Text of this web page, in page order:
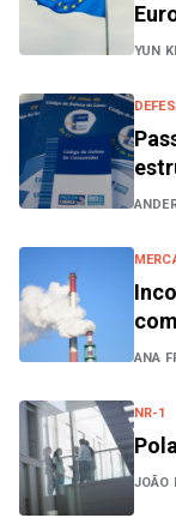
YUN
ANA
NR-1
JOÃO